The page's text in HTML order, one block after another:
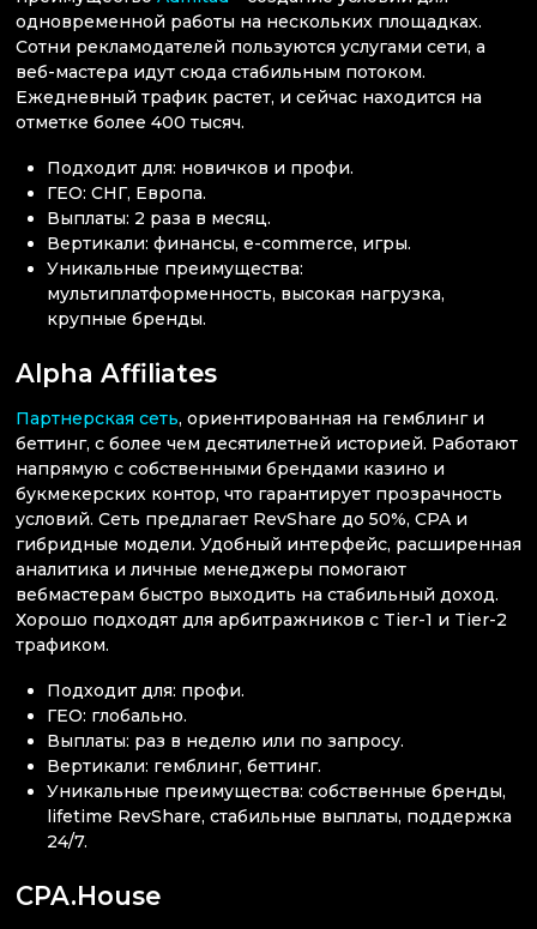
одновременной работы на нескольких площадках.
Сотни рекламодателей пользуются услугами сети, а
веб-мастера идут сюда стабильным потоком.
Ежедневный трафик растет, и сейчас находится на
отметке более 400 тысяч.
Подходит для: новичков и профи.
ГЕО: СНГ, Европа.
Выплаты: 2 раза в месяц.
Вертикали: финансы, e-commerce, игры.
Уникальные преимущества:
мультиплатформенность, высокая нагрузка,
крупные бренды.
Alpha Affiliates
Партнерская сеть, ориентированная на гемблинг и
беттинг, с более чем десятилетней историей. Работают
напрямую с собственными брендами казино и
букмекерских контор, что гарантирует прозрачность
условий. Сеть предлагает RevShare до 50%, CPA и
гибридные модели. Удобный интерфейс, расширенная
аналитика и личные менеджеры помогают
вебмастерам быстро выходить на стабильный доход.
Хорошо подходят для арбитражников с Tier-1 и Tier-2
трафиком.
Подходит для: профи.
ГЕО: глобально.
Выплаты: раз в неделю или по запросу.
Вертикали: гемблинг, беттинг.
Уникальные преимущества: собственные бренды,
lifetime RevShare, стабильные выплаты, поддержка
24/7.
CPA.House